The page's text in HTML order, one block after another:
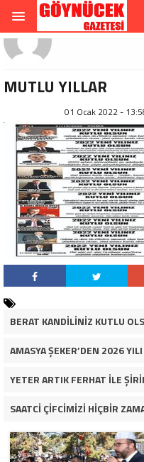
MUTLU YILLAR
01 Ocak 2022 -
BERAT KANDİLİNİZ KUTLU
AMASYA ŞEKER’DEN 2026
SAATCİ ÇİFCİMİZİ HİÇBİR